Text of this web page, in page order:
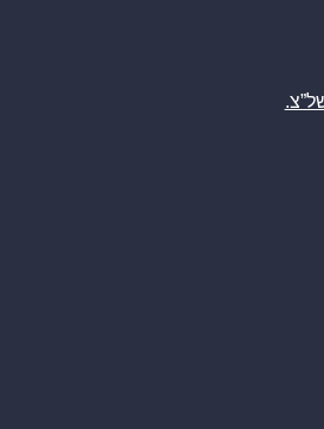
1, ראשל”צ.